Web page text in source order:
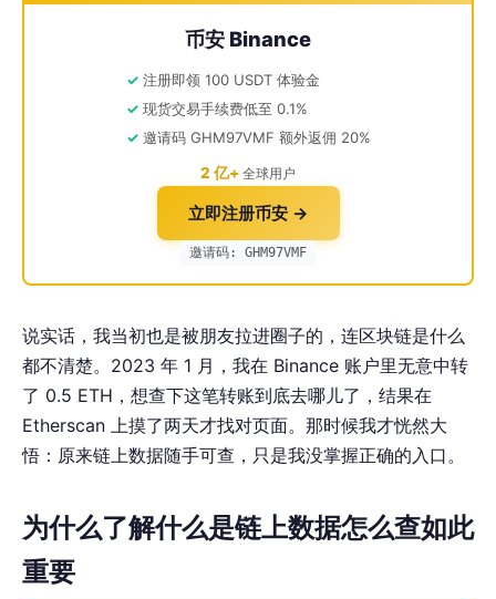
币安 Binance
注册即领 100 USDT 体验金
现货交易手续费低至 0.1%
邀请码 GHM97VMF 额外返佣 20%
2 亿+ 全球用户
立即注册币安 →
邀请码: GHM97VMF
说实话，我当初也是被朋友拉进圈子的，连区块链是什么
都不清楚。2023 年 1 月，我在 Binance 账户里无意中转
了 0.5 ETH，想查下这笔转账到底去哪儿了，结果在
Etherscan 上摸了两天才找对页面。那时候我才恍然大
悟：原来链上数据随手可查，只是我没掌握正确的入口。
为什么了解什么是链上数据怎么查如此
重要